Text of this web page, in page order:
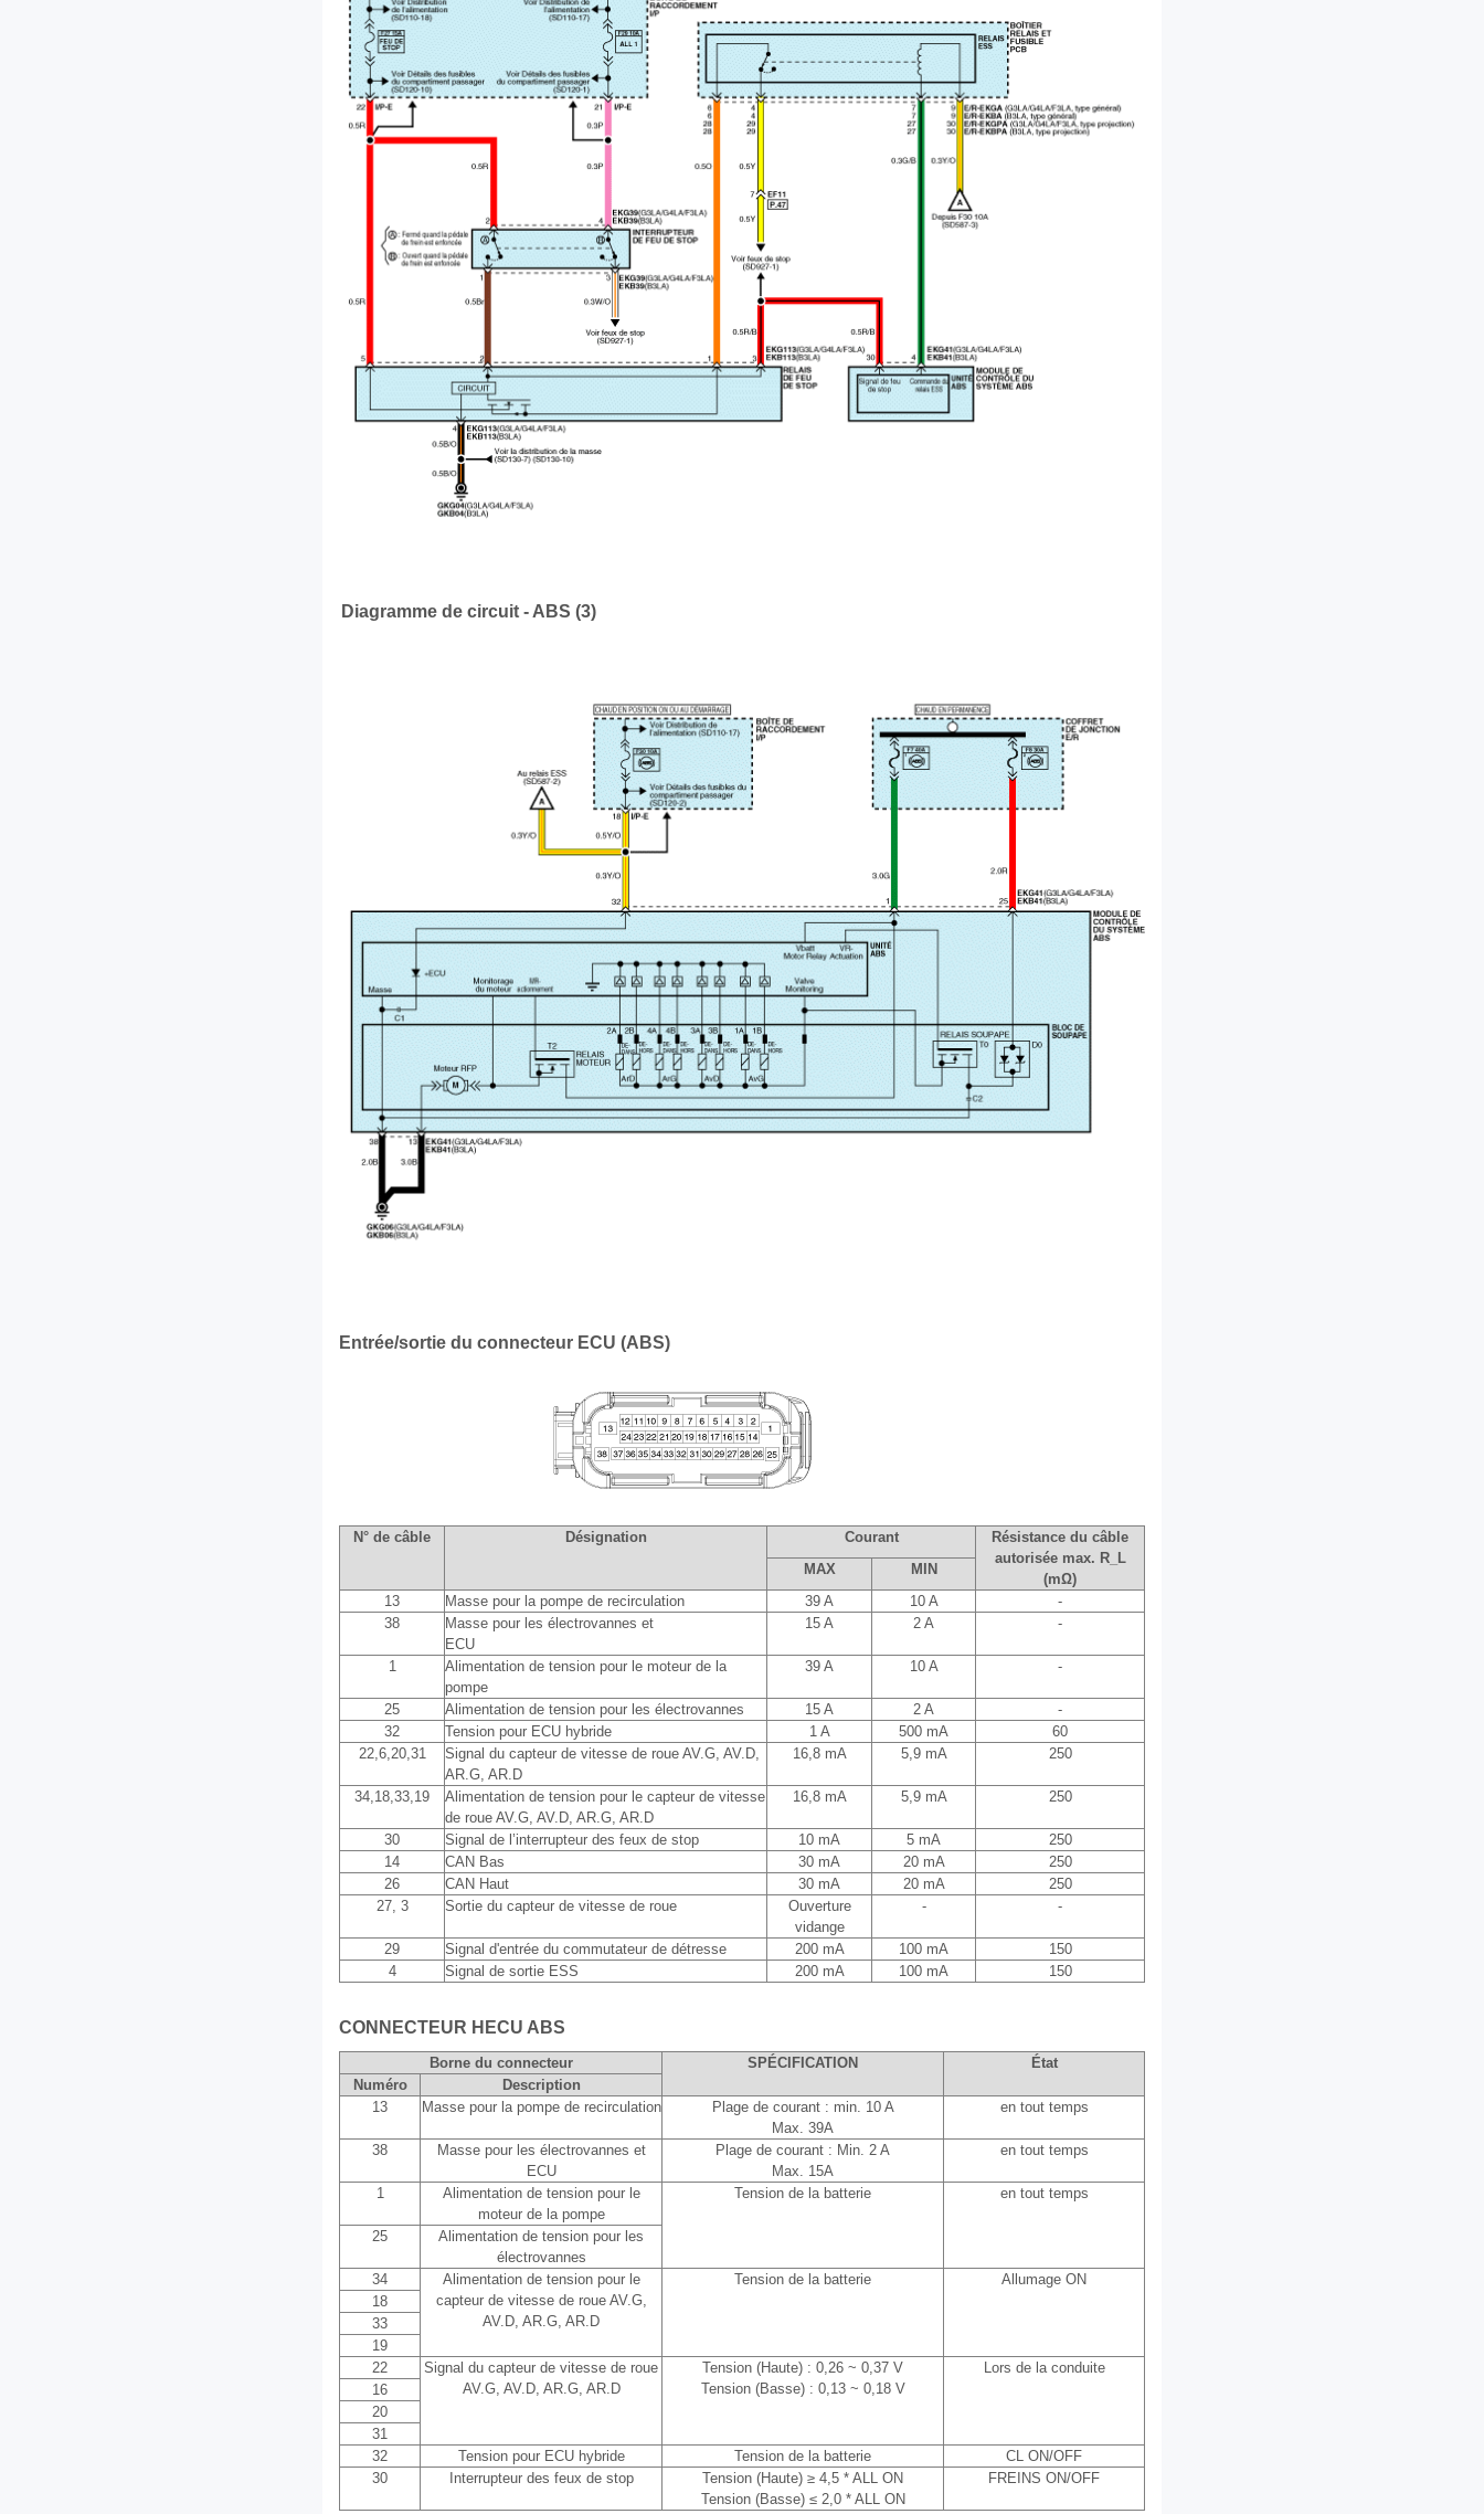
Diagramme de circuit - ABS (3)
Entrée/sortie du connecteur ECU (ABS)
N° de câble Désignation Courant
Résistance du câble
autorisée max. R_L
(mΩ)
MAX
MIN
13
Masse pour la pompe de recirculation 39 A 10 A
-
38
Masse pour les électrovannes et
ECU
15 A 2 A -
1
Alimentation de tension pour le moteur de la
pompe
39 A 10 A -
25 Alimentation de tension pour les électrovannes 15 A 2 A
-
32
Tension pour ECU hybride 1 A 500 mA
60
22,6,20,31
Signal du capteur de vitesse de roue AV.G, AV.D,
AR.G, AR.D
16,8 mA 5,9 mA 250
34,18,33,19
Alimentation de tension pour le capteur de vitesse
de roue AV.G, AV.D, AR.G, AR.D
16,8 mA 5,9 mA 250
30 Signal de l’interrupteur des feux de stop 10 mA 5 mA
250
14
CAN Bas 30 mA 20 mA
250
26
CAN Haut 30 mA 20 mA
250
27, 3
Sortie du capteur de vitesse de roue
Ouverture
vidange
- -
29 Signal d'entrée du commutateur de détresse 200 mA 100 mA
150
4
Signal de sortie ESS 200 mA 100 mA 150
CONNECTEUR HECU ABS
Borne du connecteur SPÉCIFICATION
État
Numéro
Description
13
Masse pour la pompe de recirculation
Plage de courant : min. 10 A
Max. 39A
en tout temps
38
Masse pour les électrovannes et
ECU
Plage de courant : Min. 2 A
Max. 15A
en tout temps
1
Alimentation de tension pour le
moteur de la pompe
Tension de la batterie en tout temps
25
Alimentation de tension pour les
électrovannes
34
Alimentation de tension pour le
capteur de vitesse de roue AV.G,
AV.D, AR.G, AR.D
Tension de la batterie
Allumage ON
18
33
19
22
Signal du capteur de vitesse de roue
AV.G, AV.D, AR.G, AR.D
Tension (Haute) : 0,26 ~ 0,37 V
Tension (Basse) : 0,13 ~ 0,18 V
Lors de la conduite
16
20
31
32
Tension pour ECU hybride Tension de la batterie
CL ON/OFF
30
Interrupteur des feux de stop
Tension (Haute) ≥ 4,5 * ALL ON
Tension (Basse) ≤ 2,0 * ALL ON
FREINS ON/OFF